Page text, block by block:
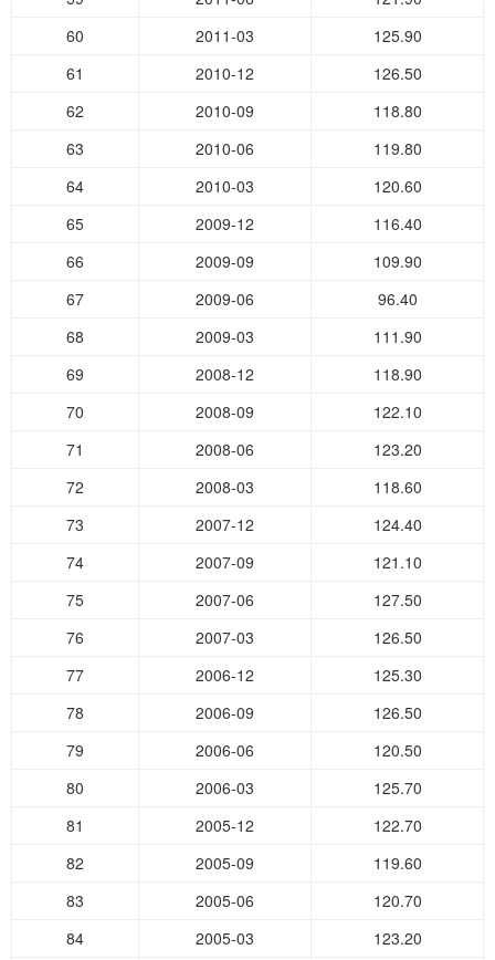
60
2011-03
125.90
61
2010-12
126.50
62
2010-09
118.80
63
2010-06
119.80
64
2010-03
120.60
65
2009-12
116.40
66
2009-09
109.90
67
2009-06
96.40
68
2009-03
111.90
69
2008-12
118.90
70
2008-09
122.10
71
2008-06
123.20
72
2008-03
118.60
73
2007-12
124.40
74
2007-09
121.10
75
2007-06
127.50
76
2007-03
126.50
77
2006-12
125.30
78
2006-09
126.50
79
2006-06
120.50
80
2006-03
125.70
81
2005-12
122.70
82
2005-09
119.60
83
2005-06
120.70
84
2005-03
123.20